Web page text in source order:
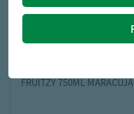
FRUITZY 750ML MARACUJA